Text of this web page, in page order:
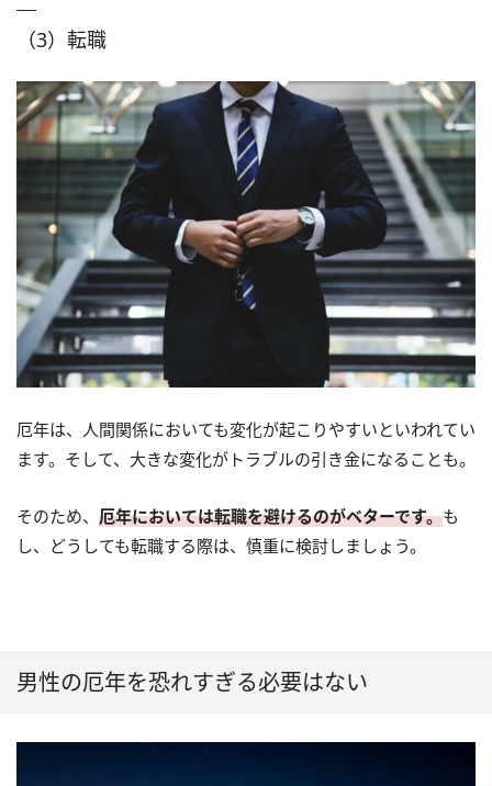
（3）転職
厄年は、人間関係においても変化が起こりやすいといわれてい
ます。そして、大きな変化がトラブルの引き金になることも。
そのため、 厄年においては転職を避けるのがベターです。も
し、どうしても転職する際は、慎重に検討しましょう。
男性の厄年を恐れすぎる必要はない